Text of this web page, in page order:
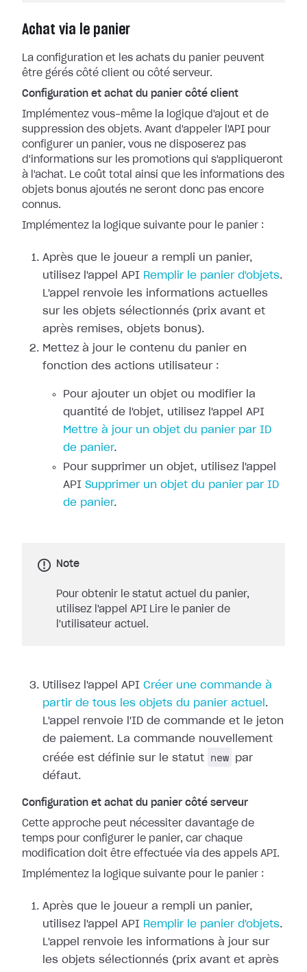
Achat via le panier
La configuration et les achats du panier peuvent
être gérés côté client ou côté serveur.
Configuration et achat du panier côté client
Implémentez vous-même la logique d'ajout et de
suppression des objets. Avant d'appeler l'API pour
configurer un panier, vous ne disposerez pas
d'informations sur les promotions qui s'appliqueront
à l'achat. Le coût total ainsi que les informations des
objets bonus ajoutés ne seront donc pas encore
connus.
Implémentez la logique suivante pour le panier :
Après que le joueur a rempli un panier,
utilisez l'appel API Remplir le panier d'objets.
L'appel renvoie les informations actuelles
sur les objets sélectionnés (prix avant et
après remises, objets bonus).
Mettez à jour le contenu du panier en
fonction des actions utilisateur :
Pour ajouter un objet ou modifier la
quantité de l'objet, utilisez l'appel API
Mettre à jour un objet du panier par ID
de panier.
Pour supprimer un objet, utilisez l'appel
API Supprimer un objet du panier par ID
de panier.
Note
Pour obtenir le statut actuel du panier,
utilisez l'appel API Lire le panier de
l'utilisateur actuel.
Utilisez l'appel API Créer une commande à
partir de tous les objets du panier actuel .
L'appel renvoie l'ID de commande et le jeton
de paiement. La commande nouvellement
créée est définie sur le statut
new
par
défaut.
Configuration et achat du panier côté serveur
Cette approche peut nécessiter davantage de
temps pour configurer le panier, car chaque
modification doit être effectuée via des appels API.
Implémentez la logique suivante pour le panier :
Après que le joueur a rempli un panier,
utilisez l'appel API Remplir le panier d'objets.
L'appel renvoie les informations à jour sur
les objets sélectionnés (prix avant et après